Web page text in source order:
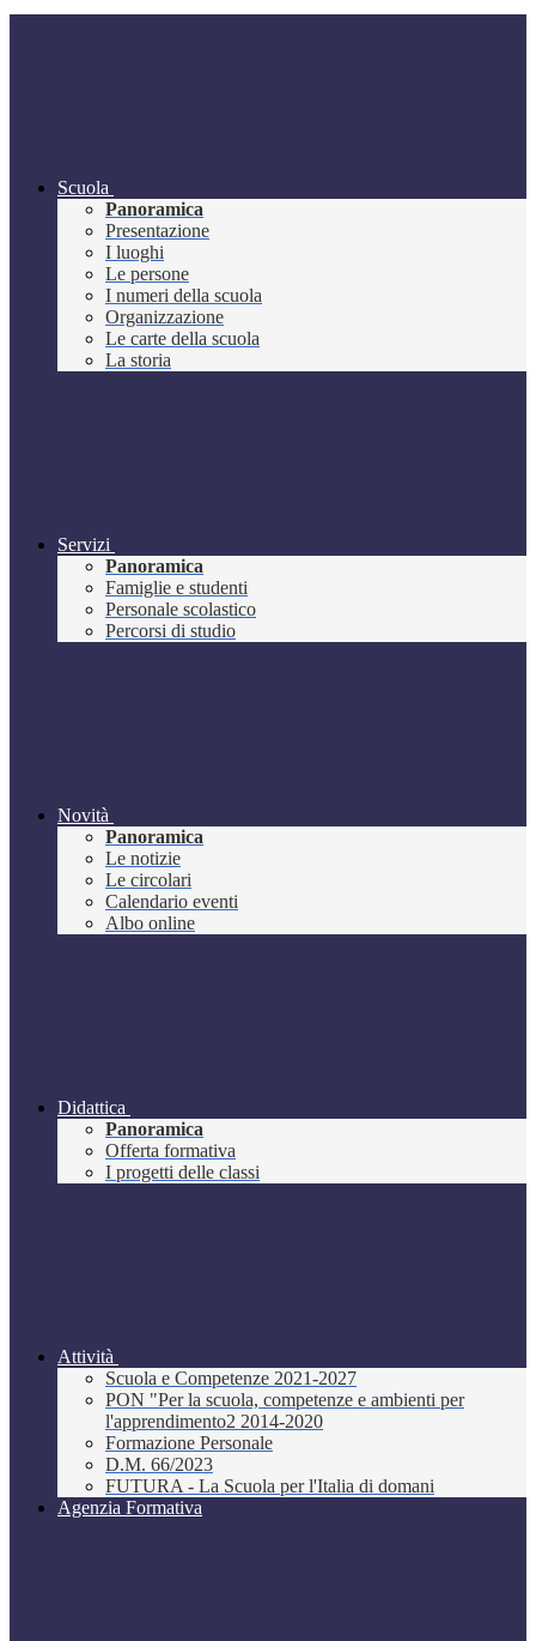
Scuola
Panoramica
Presentazione
I luoghi
Le persone
I numeri della scuola
Organizzazione
Le carte della scuola
La storia
Servizi
Panoramica
Famiglie e studenti
Personale scolastico
Percorsi di studio
Novità
Panoramica
Le notizie
Le circolari
Calendario eventi
Albo online
Didattica
Panoramica
Offerta formativa
I progetti delle classi
Attività
Scuola e Competenze 2021-2027
PON "Per la scuola, competenze e ambienti per
l'apprendimento2 2014-2020
Formazione Personale
D.M. 66/2023
FUTURA - La Scuola per l'Italia di domani
Agenzia Formativa